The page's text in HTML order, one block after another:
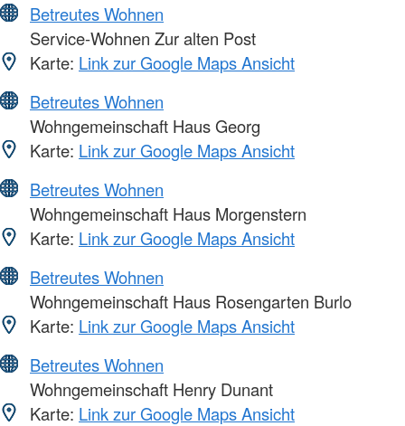
Betreutes Wohnen
Service-Wohnen Zur alten Post
Karte: Link zur Google Maps Ansicht
Betreutes Wohnen
Wohngemeinschaft Haus Georg
Karte: Link zur Google Maps Ansicht
Betreutes Wohnen
Wohngemeinschaft Haus Morgenstern
Karte: Link zur Google Maps Ansicht
Betreutes Wohnen
Wohngemeinschaft Haus Rosengarten Burlo
Karte: Link zur Google Maps Ansicht
Betreutes Wohnen
Wohngemeinschaft Henry Dunant
Karte: Link zur Google Maps Ansicht